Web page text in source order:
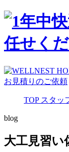
お見積りのご依頼
TOP スタッ
blog
大工見習い